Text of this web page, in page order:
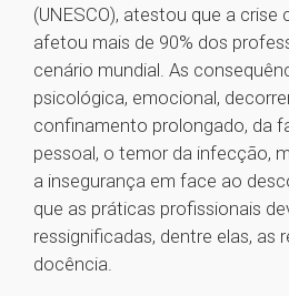
(UNESCO), atestou que a crise
afetou mais de 90% dos
cenário mundial. As
psicológica, emocional,
confinamento prolongado, da
pessoal, o temor da infecção,
a insegurança em face ao
que as práticas profissionais
ressignificadas, dentre elas, as
docência.